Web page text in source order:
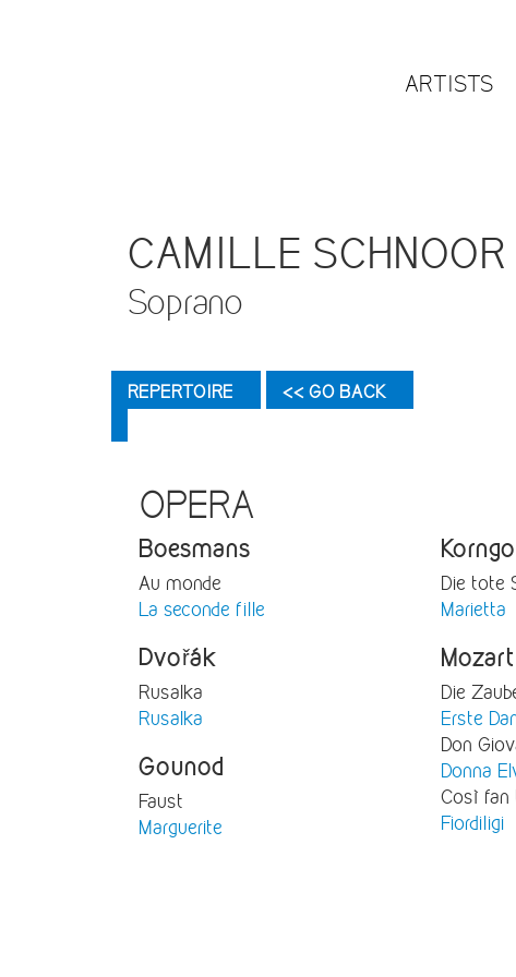
ARTISTS
CAMILLE SCHNOOR
Soprano
REPERTOIRE << GO BACK
OPERA
Boesmans
Au monde
La seconde fille
Dvořák
Rusalka
Rusalka
Gounod
Faust
Marguerite
Die tote
Marietta
Mozart
Die
Erste
Don
Donna
Così fan
Fiordiligi